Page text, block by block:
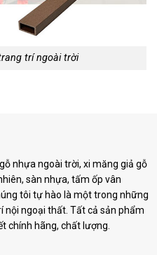
trí ngoài trời
nhựa ngoài trời, xi măng giả gỗ
sàn nhựa, tấm ốp vân
tôi tự hào là một trong những
nội ngoại thất. Tất cả sản phẩm
chính hãng, chất lượng.